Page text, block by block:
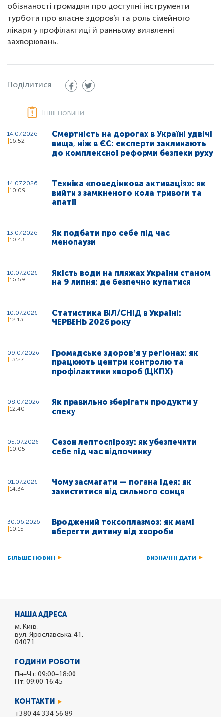
обізнаності громадян про доступні інструменти
турботи про власне здоров’я та роль сімейного
лікаря у профілактиці й ранньому виявленні
захворювань.
Поділитися
Інші новини
14.07.2026
16:52
Смертність на дорогах в Україні удвічі
вища, ніж в ЄС: експерти закликають
до комплексної реформи безпеки руху
14.07.2026
10:09
Техніка «поведінкова активація»: як
вийти з замкненого кола тривоги та
апатії
13.07.2026
10:43
Як подбати про себе під час
менопаузи
10.07.2026
16:59
Якість води на пляжах України станом
на 9 липня: де безпечно купатися
10.07.2026
12:13
Статистика ВІЛ/СНІД в Україні:
ЧЕРВЕНЬ 2026 року
09.07.2026
13:27
Громадське здоровʼя у регіонах: як
працюють центри контролю та
профілактики хвороб (ЦКПХ)
08.07.2026
12:40
Як правильно зберігати продукти у
спеку
05.07.2026
10:05
Сезон лептоспірозу: як убезпечити
себе під час відпочинку
01.07.2026
14:34
Чому засмагати — погана ідея: як
захиститися від сильного сонця
30.06.2026
10:15
Вроджений токсоплазмоз: як мамі
вберегти дитину від хвороби
БІЛЬШЕ НОВИН ВИЗНАЧНІ ДАТИ
НАША АДРЕСА
м. Київ,
вул. Ярославська, 41,
04071
ГОДИНИ РОБОТИ
Пн–Чт: 09:00–18:00
Пт: 09:00-16:45
КОНТАКТИ
+380 44 334 56 89